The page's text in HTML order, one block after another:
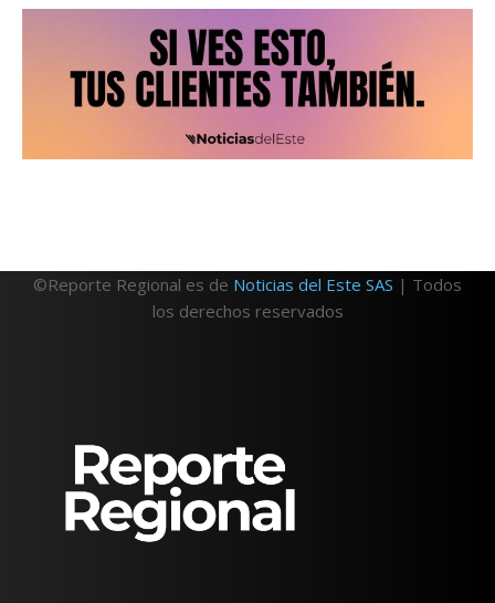
©Reporte Regional es de Noticias del Este SAS | Todos
los derechos reservados